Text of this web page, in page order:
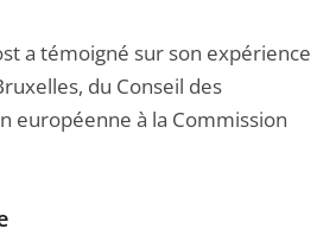
a témoigné sur son expérience
du Conseil des
européenne à la Commission